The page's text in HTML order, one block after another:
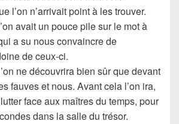
l’on n’arrivait point à les trouver.
avait un pouce pile sur le mot à
a su nous convaincre de
de ceux-ci.
ne découvrira bien sûr que devant
fauves et nous. Avant cela l’on ira,
face aux maîtres du temps, pour
dans la salle du trésor.